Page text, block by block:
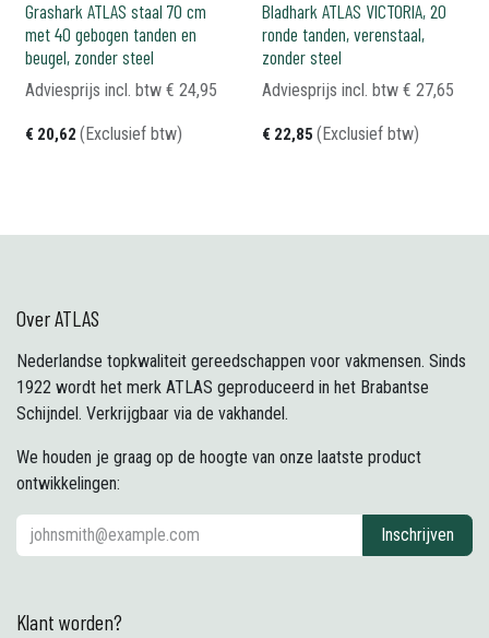
Grashark ATLAS staal 70 cm
met 40 gebogen tanden en
beugel, zonder steel
€ 20,62 (Exclusief btw)
Adviesprijs incl. btw € 24,95
Bladhark ATLAS VICTORIA, 20
ronde tanden, verenstaal,
zonder steel
€ 22,85 (Exclusief btw)
Adviesprijs incl. btw € 27,65
Over ATLAS
Nederlandse topkwaliteit gereedschappen voor vakmensen. Sinds
1922 wordt het merk ATLAS geproduceerd in het Brabantse
Schijndel. Verkrijgbaar via de vakhandel.
We houden je graag op de hoogte van onze laatste product
ontwikkelingen:
Inschrijven
Klant worden?